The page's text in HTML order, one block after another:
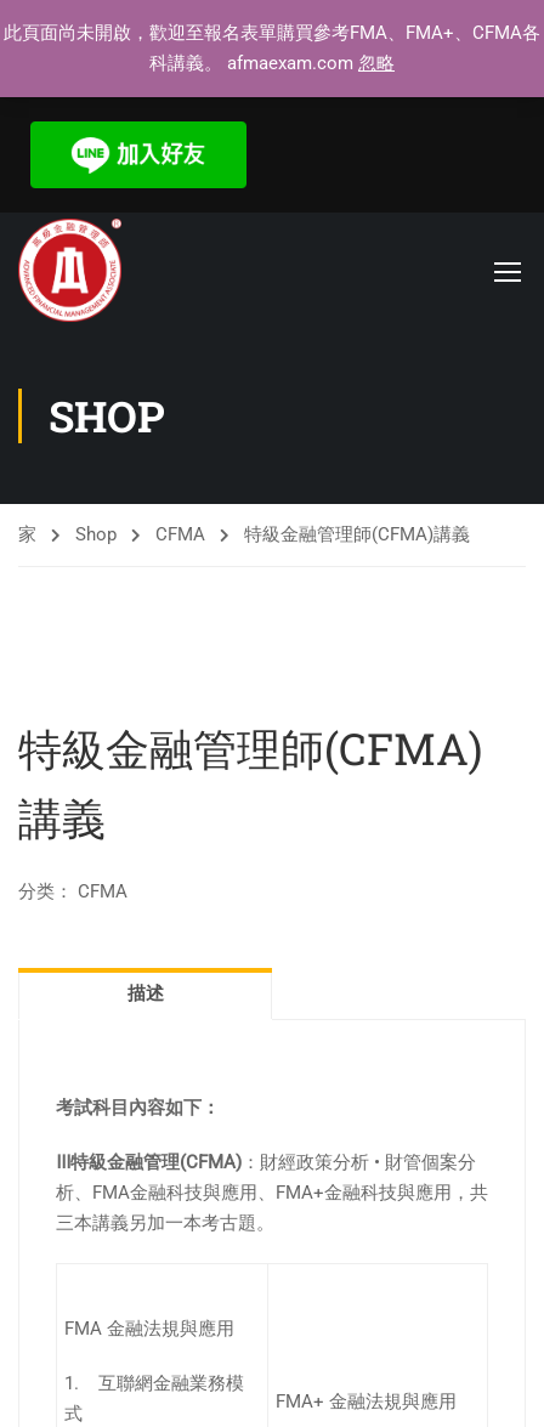
mafmabeat@gmail.com 全球總部：(+886) 2-2608-0581
SHOP
家 Shop CFMA 特級金融管理師(CFMA)講義
特級金融管理師(CFMA)
講義
分类： CFMA
描述
考試科目內容如下：
Ⅲ特級金融管理(CFMA) ：財經政策分析 • 財管個案分
析、FMA金融科技與應用、FMA+金融科技與應用，共
三本講義另加一本考古題。
FMA 金融法規與應用
1. 互聯網金融業務模
式
FMA+ 金融法規與應用
此頁面尚未開啟，歡迎至報名表單購買參考FMA、FMA+、CFMA各
科講義。 afmaexam.com 忽略